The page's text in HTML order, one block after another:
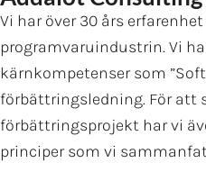
Vi har över 30 års
programvaruindustrin. Vi
kärnkompetenser som
förbättringsledning. För att
förbättringsprojekt har vi
principer som vi